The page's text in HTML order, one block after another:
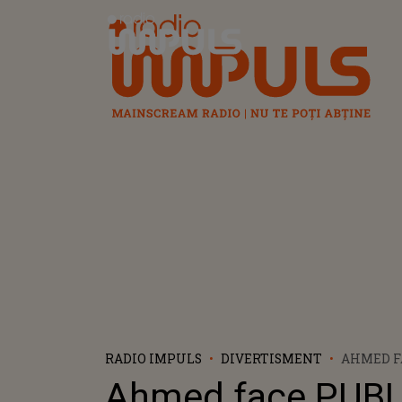
Radio Impuls
RADIO IMPULS DIVERTISMENT
AHMED
ȘTIA